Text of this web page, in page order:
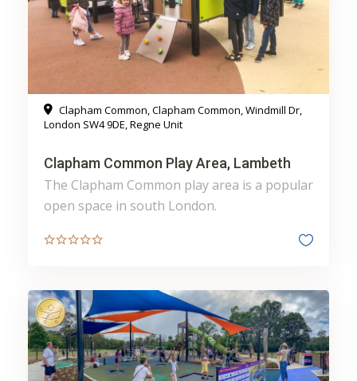
Clapham Common, Clapham Common, Windmill Dr,
London SW4 9DE, Regne Unit
Clapham Common Play Area, Lambeth
The Clapham Common play area is a popular
open space in south London.